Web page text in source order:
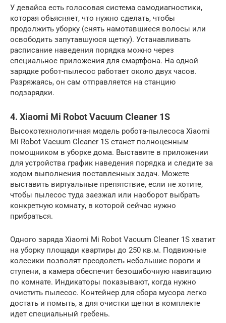
У девайса есть голосовая система самодиагностики,
которая объясняет, что нужно сделать, чтобы
продолжить уборку (снять намотавшиеся волосы или
освободить запутавшуюся щетку). Устанавливать
расписание наведения порядка можно через
специальное приложения для смартфона. На одной
зарядке робот-пылесос работает около двух часов.
Разряжаясь, он сам отправляется на станцию
подзарядки.
4. Xiaomi Mi Robot Vacuum Cleaner 1S
Высокотехнологичная модель робота-пылесоса Xiaomi
Mi Robot Vacuum Cleaner 1S станет полноценным
помощником в уборке дома. Выставите в приложении
для устройства график наведения порядка и следите за
ходом выполнения поставленных задач. Можете
выставить виртуальные препятствие, если не хотите,
чтобы пылесос туда заезжал или наоборот выбрать
конкретную комнату, в которой сейчас нужно
прибраться.
Одного заряда Xiaomi Mi Robot Vacuum Cleaner 1S хватит
на уборку площади квартиры до 250 кв.м. Подвижные
колесики позволят преодолеть небольшие пороги и
ступени, а камера обеспечит безошибочную навигацию
по комнате. Индикаторы показывают, когда нужно
очистить пылесос. Контейнер для сбора мусора легко
достать и помыть, а для очистки щетки в комплекте
идет специальный гребень.